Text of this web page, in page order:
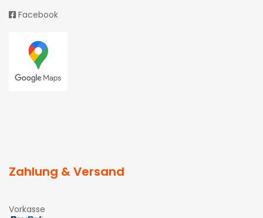
Facebook
Zahlung & Versand
Vorkasse